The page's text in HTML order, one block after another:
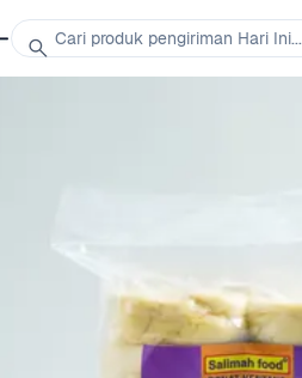
Cari produk pengiriman Hari Ini...